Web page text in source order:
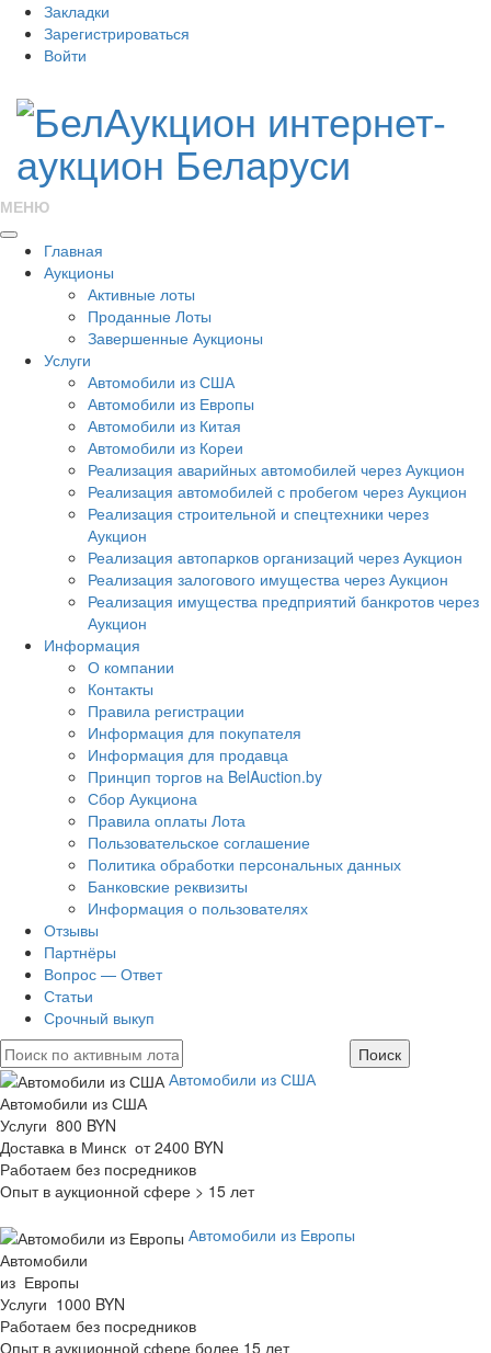
Закладки
Зарегистрироваться
Войти
МЕНЮ
Главная
Аукционы
Активные лоты
Проданные Лоты
Завершенные Аукционы
Услуги
Автомобили из США
Автомобили из Европы
Автомобили из Китая
Автомобили из Кореи
Реализация аварийных автомобилей через Аукцион
Реализация автомобилей с пробегом через Аукцион
Реализация строительной и спецтехники через
Аукцион
Реализация автопарков организаций через Аукцион
Реализация залогового имущества через Аукцион
Реализация имущества предприятий банкротов через
Аукцион
Информация
О компании
Контакты
Правила регистрации
Информация для покупателя
Информация для продавца
Принцип торгов на BelAuction.by
Сбор Аукциона
Правила оплаты Лота
Пользовательское соглашение
Политика обработки персональных данных
Банковские реквизиты
Информация о пользователях
Отзывы
Партнёры
Вопрос — Ответ
Статьи
Срочный выкуп
Автомобили из США
Автомобили из США
Услуги 800 BYN
Доставка в Минск от 2400 BYN
Работаем без посредников
Опыт в аукционной сфере > 15 лет
Автомобили из Европы
Автомобили
из Европы
Услуги 1000 BYN
Работаем без посредников
Опыт в аукционной сфере более 15 лет